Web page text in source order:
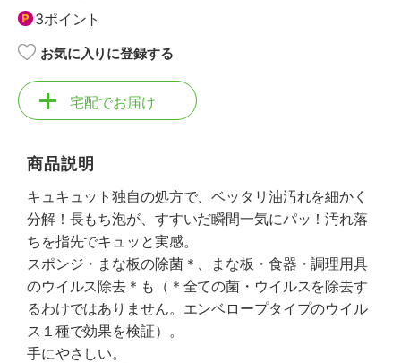
3ポイント
お気に入りに登録する
宅配でお届け
商品説明
キュキュット独自の処方で、ベッタリ油汚れを細かく
分解！長もち泡が、すすいだ瞬間一気にパッ！汚れ落
ちを指先でキュッと実感。
スポンジ・まな板の除菌＊、まな板・食器・調理用具
のウイルス除去＊も（＊全ての菌・ウイルスを除去す
るわけではありません。エンベロープタイプのウイル
ス１種で効果を検証）。
手にやさしい。